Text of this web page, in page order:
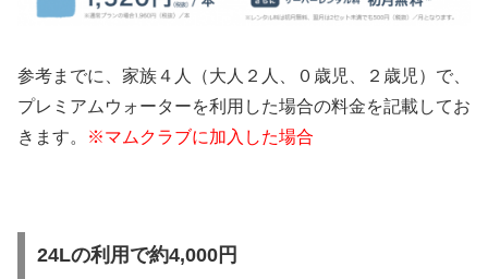
参考までに、家族４人（大人２人、０歳児、２歳児）で、
プレミアムウォーターを利用した場合の料金を記載してお
きます。
※マムクラブに加入した場合
24Lの利用で約4,000円